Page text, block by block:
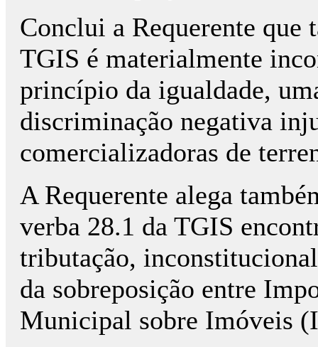
Conclui a Requerente que
TGIS é materialmente
princípio da igualdade,
discriminação negativa
comercializadoras de
A Requerente alega
verba 28.1 da TGIS
tributação,
da sobreposição entre
Municipal sobre Imóveis